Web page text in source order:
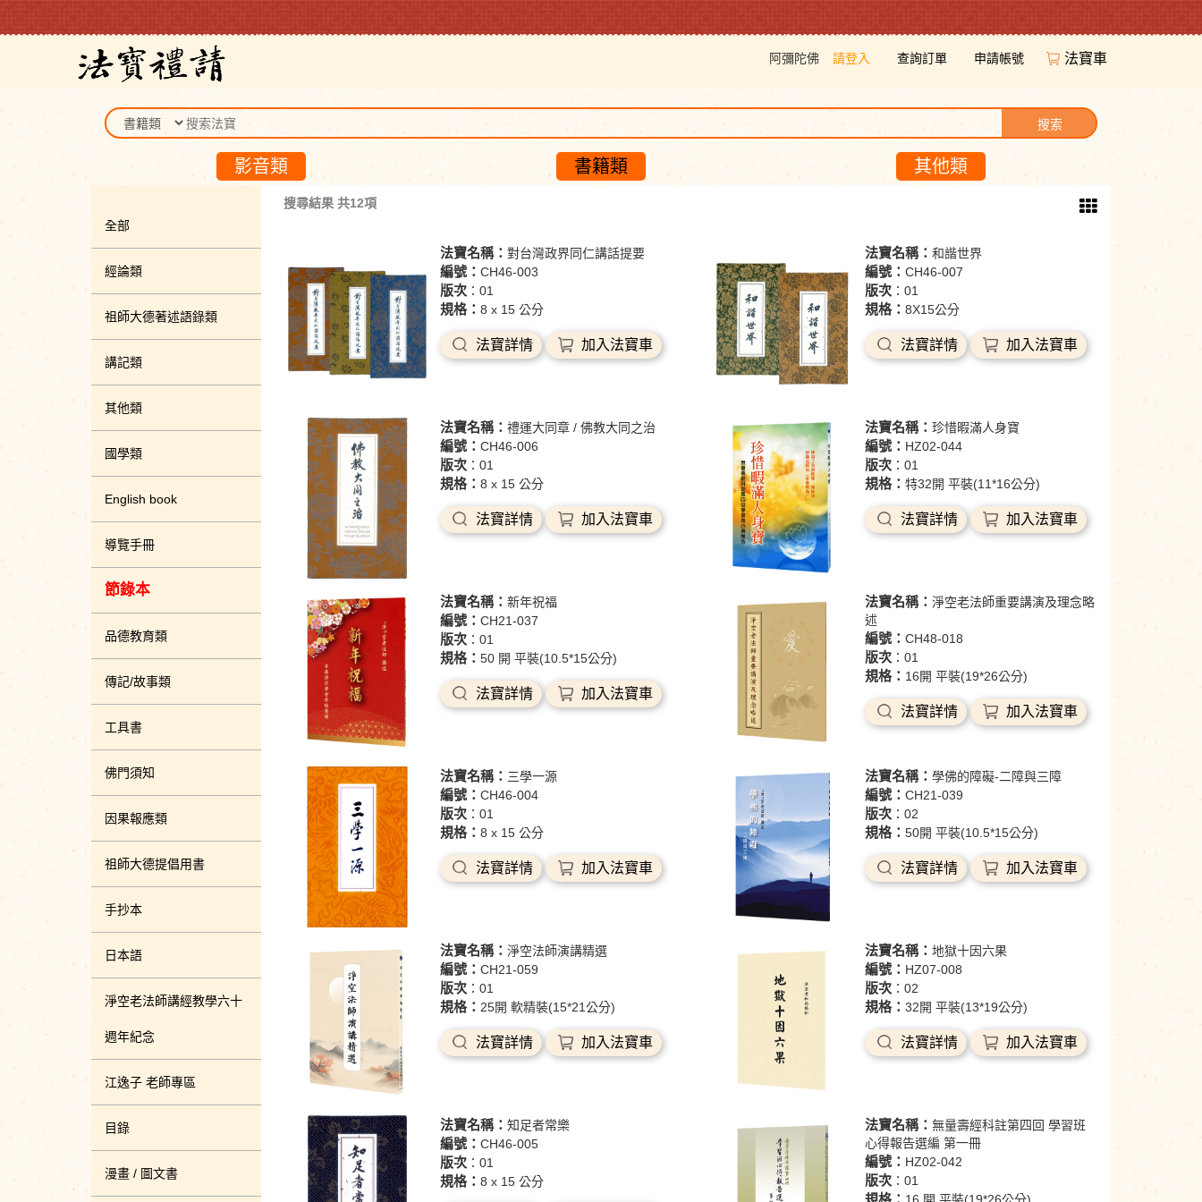
阿彌陀佛 請登入 查詢訂單 申請帳號 法寶車
搜索
影音類 書籍類 其他類
全部
經論類
祖師大德著述語錄類
講記類
其他類
國學類
English book
導覽手冊
節錄本
品德教育類
傳記/故事類
工具書
佛門須知
因果報應類
祖師大德提倡用書
手抄本
日本語
淨空老法師講經教學六十
週年紀念
江逸子 老師專區
目錄
漫畫 / 圖文書
搜尋結果 共12項
法寶名稱：對台灣政界同仁講話提要
編號：CH46-003
版次 ：01
規格：8 x 15 公分
法寶詳情 加入法寶車
法寶名稱：和諧世界
編號：CH46-007
版次 ：01
規格：8X15公分
法寶詳情 加入法寶車
法寶名稱：禮運大同章 / 佛教大同之治
編號：CH46-006
版次 ：01
規格：8 x 15 公分
法寶詳情 加入法寶車
法寶名稱：珍惜暇滿人身寶
編號： HZ02-044
版次 ：01
規格：特32開 平裝(11*16公分)
法寶詳情 加入法寶車
法寶名稱：新年祝福
編號：CH21-037
版次 ：01
規格：50 開 平裝(10.5*15公分)
法寶詳情 加入法寶車
法寶名稱：淨空老法師重要講演及理念略
述
編號：CH48-018
版次 ：01
規格： 16開 平裝(19*26公分)
法寶詳情 加入法寶車
法寶名稱： 三學一源
編號：CH46-004
版次 ：01
規格：8 x 15 公分
法寶詳情 加入法寶車
法寶名稱：學佛的障礙-二障與三障
編號：CH21-039
版次 ：02
規格：50開 平裝(10.5*15公分)
法寶詳情 加入法寶車
法寶名稱：淨空法師演講精選
編號：CH21-059
版次 ：01
規格： 25開 軟精裝(15*21公分)
法寶詳情 加入法寶車
法寶名稱：地獄十因六果
編號： HZ07-008
版次 ：02
規格：32開 平裝(13*19公分)
法寶詳情 加入法寶車
法寶名稱：知足者常樂
編號：CH46-005
版次 ：01
規格：8 x 15 公分
法寶名稱：無量壽經科註第四回 學習班
心得報告選編 第一冊
編號： HZ02-042
版次 ：01
規格：